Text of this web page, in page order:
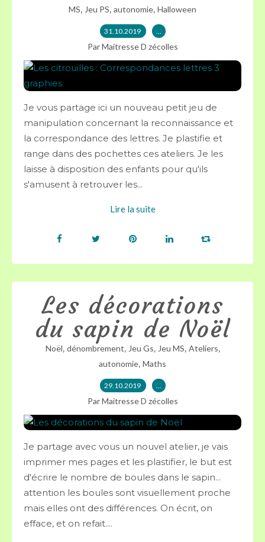
MS, Jeu PS, autonomie, Halloween
31.10.2019 …
Par Maitresse D zécolles
Je vous partage ici un nouveau petit jeu de
manipulation concernant la reconnaissance et
la correspondance des lettres. Je plastifie et
range dans des pochettes ces ateliers. Je les
laisse à disposition des enfants pour qu'ils
s'amusent à retrouver les...
Lire la suite
Les décorations
du sapin de Noël
Noël, dénombrement, Jeu Gs, Jeu MS, Ateliers,
autonomie, Maths
29.10.2019 …
Par Maitresse D zécolles
Je partage avec vous un nouvel atelier, je vais
imprimer mes pages et les plastifier, le but est
d'écrire le nombre de boules dans le sapin...
attention les boules sont visuellement proche
mais elles ont des différences. On écrit, on
efface, et on refait....